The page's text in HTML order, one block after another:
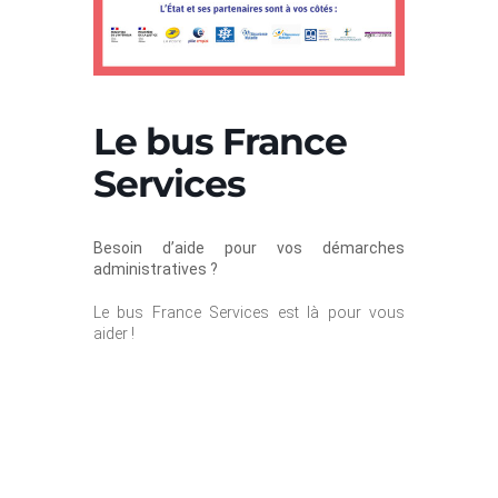
Le bus France
Services
Besoin d’aide pour vos démarches
administratives ?
Le bus France Services est là pour vous
aider !